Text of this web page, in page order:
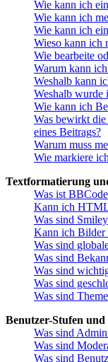
Wie kann ich
Wie kann ich
Wie kann ich
Wieso kann ich
Wie bearbeite
Warum kann
Weshalb kann
Weshalb wurde
Wie kann ich
Was bewirkt die
eines Beitrags?
Warum muss
Wie markiere
Textformatierung
Was ist
Kann ich
Was sind
Kann ich Bilder
Was sind
Was sind
Was sind
Was sind
Was sind
Benutzer-Stufen
Was sind
Was sind
Was sind